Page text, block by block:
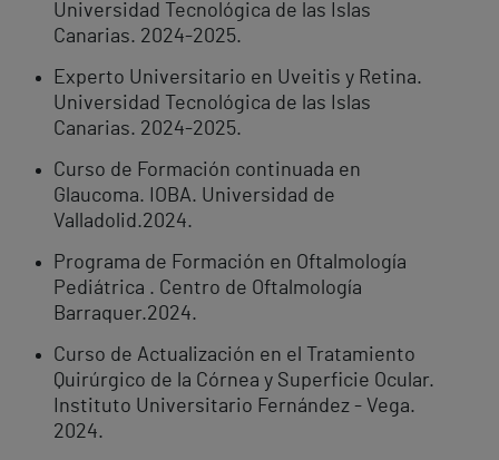
Universidad Tecnológica de las Islas
Canarias. 2024-2025.
Experto Universitario en Uveitis y Retina.
Universidad Tecnológica de las Islas
Canarias. 2024-2025.
Curso de Formación continuada en
Glaucoma. IOBA. Universidad de
Valladolid.2024.
Programa de Formación en Oftalmología
Pediátrica . Centro de Oftalmología
Barraquer.2024.
Curso de Actualización en el Tratamiento
Quirúrgico de la Córnea y Superficie Ocular.
Instituto Universitario Fernández - Vega.
2024.